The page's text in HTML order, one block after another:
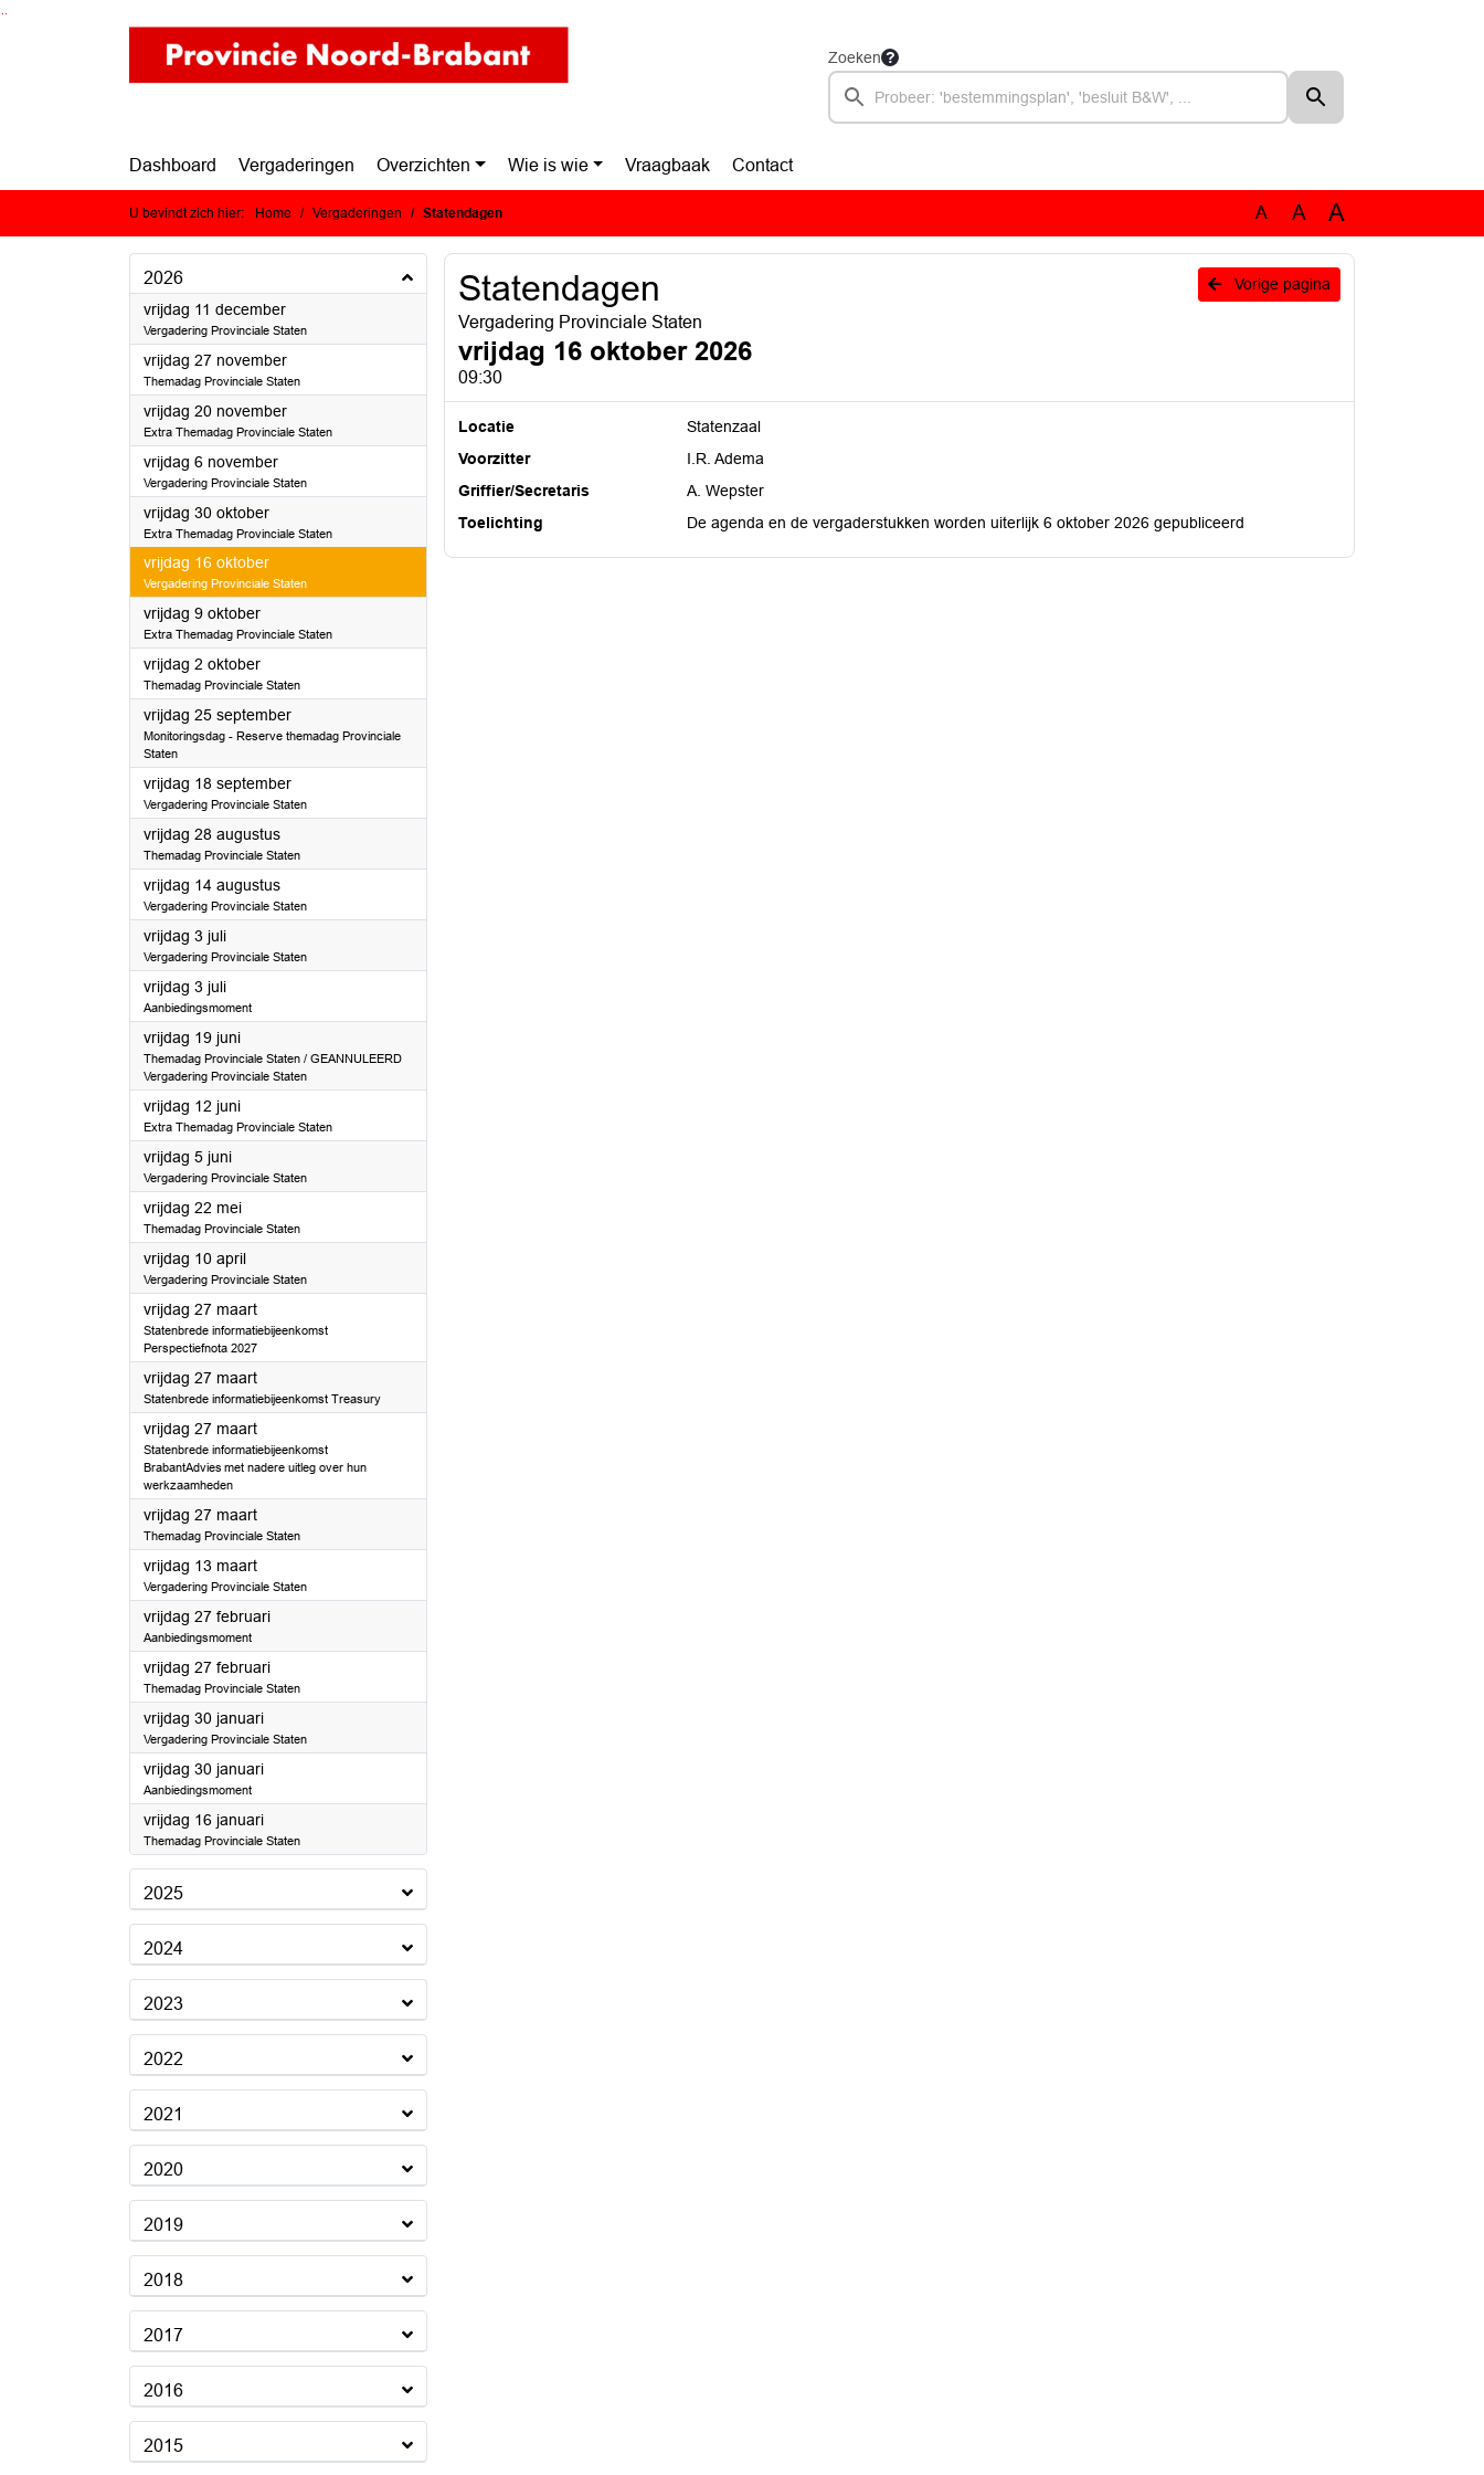
Ga naar de inhoud van deze pagina
Ga naar het zoeken
Ga naar het menu
Zoeken
Dashboard Vergaderingen Overzichten Wie is wie Vraagbaak Contact
U bevindt zich hier: Home Vergaderingen Statendagen A A A
2026
vrijdag 11 december2026
Vergadering Provinciale Staten
vrijdag 27 november2026
Themadag Provinciale Staten
vrijdag 20 november2026
Extra Themadag Provinciale Staten
vrijdag 6 november2026
Vergadering Provinciale Staten
vrijdag 30 oktober2026
Extra Themadag Provinciale Staten
vrijdag 16 oktober2026
Vergadering Provinciale Staten
vrijdag 9 oktober2026
Extra Themadag Provinciale Staten
vrijdag 2 oktober2026
Themadag Provinciale Staten
vrijdag 25 september2026
Monitoringsdag - Reserve themadag Provinciale
Staten
vrijdag 18 september2026
Vergadering Provinciale Staten
vrijdag 28 augustus2026
Themadag Provinciale Staten
vrijdag 14 augustus2026
Vergadering Provinciale Staten
vrijdag 3 juli2026
Vergadering Provinciale Staten
vrijdag 3 juli2026
Aanbiedingsmoment
vrijdag 19 juni2026
Themadag Provinciale Staten / GEANNULEERD
Vergadering Provinciale Staten
vrijdag 12 juni2026
Extra Themadag Provinciale Staten
vrijdag 5 juni2026
Vergadering Provinciale Staten
vrijdag 22 mei2026
Themadag Provinciale Staten
vrijdag 10 april2026
Vergadering Provinciale Staten
vrijdag 27 maart2026
Statenbrede informatiebijeenkomst
Perspectiefnota 2027
vrijdag 27 maart2026
Statenbrede informatiebijeenkomst Treasury
vrijdag 27 maart2026
Statenbrede informatiebijeenkomst
BrabantAdvies met nadere uitleg over hun
werkzaamheden
vrijdag 27 maart2026
Themadag Provinciale Staten
vrijdag 13 maart2026
Vergadering Provinciale Staten
vrijdag 27 februari2026
Aanbiedingsmoment
vrijdag 27 februari2026
Themadag Provinciale Staten
vrijdag 30 januari2026
Vergadering Provinciale Staten
vrijdag 30 januari2026
Aanbiedingsmoment
vrijdag 16 januari2026
Themadag Provinciale Staten
2025
2024
2023
2022
2021
2020
2019
2018
2017
2016
2015
Vorige pagina
Statendagen
Vergadering Provinciale Staten
vrijdag 16 oktober 2026
09:30
Locatie
Statenzaal
Voorzitter
I.R. Adema
Griffier/Secretaris
A. Wepster
Toelichting
De agenda en de vergaderstukken worden uiterlijk 6 oktober 2026 gepubliceerd